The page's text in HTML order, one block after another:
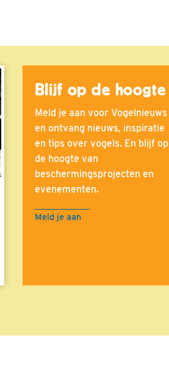
Blijf op de hoogte
Meld je aan voor Vogelnieuws
en ontvang nieuws, inspiratie
en tips over vogels. En blijf op
de hoogte van
beschermingsprojecten en
evenementen.
Meld je aan